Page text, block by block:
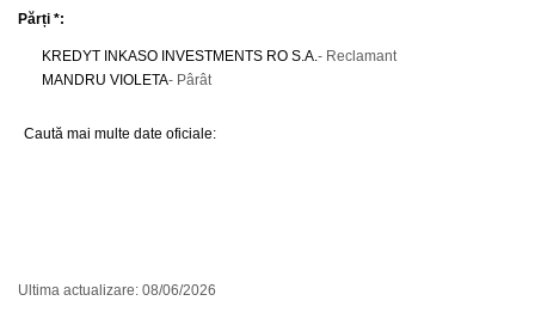
Părți *:
KREDYT INKASO INVESTMENTS RO S.A.- Reclamant
MANDRU VIOLETA- Pârât
Caută mai multe date oficiale:
Ultima actualizare: 08/06/2026